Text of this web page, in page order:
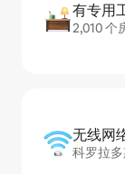
有专用
2,010 个
无线网
科罗拉